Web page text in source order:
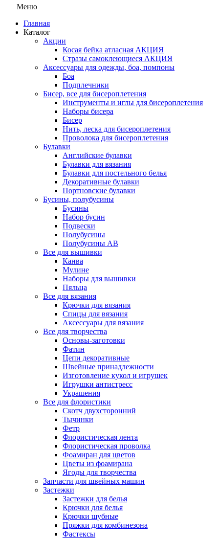
Меню
Главная
Каталог
Акции
Косая бейка атласная АКЦИЯ
Стразы самоклеющиеся АКЦИЯ
Аксессуары для одежды, боа, помпоны
Боа
Подплечники
Бисер, все для бисероплетения
Инструменты и иглы для бисероплетения
Наборы бисера
Бисер
Нить, леска для бисероплетения
Проволока для бисероплетения
Булавки
Английские булавки
Булавки для вязания
Булавки для постельного белья
Декоративные булавки
Портновские булавки
Бусины, полубусины
Бусины
Набор бусин
Подвески
Полубусины
Полубусины AB
Все для вышивки
Канва
Мулине
Наборы для вышивки
Пяльца
Все для вязания
Крючки для вязания
Спицы для вязания
Аксессуары для вязания
Все для творчества
Основы-заготовки
Фатин
Цепи декоративные
Швейные принадлежности
Изготовление кукол и игрушек
Игрушки антистресс
Украшения
Все для флористики
Скотч двухсторонний
Тычинки
Фетр
Флористическая лента
Флористическая проволка
Фоамиран для цветов
Цветы из фоамирана
Ягоды для творчества
Запчасти для швейных машин
Застежки
Застежки для белья
Крючки для белья
Крючки шубные
Пряжки для комбинезона
Фастексы